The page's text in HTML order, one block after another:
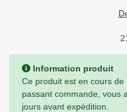
Information produit
Ce produit est en cours
passant commande, vous
jours avant expédition.